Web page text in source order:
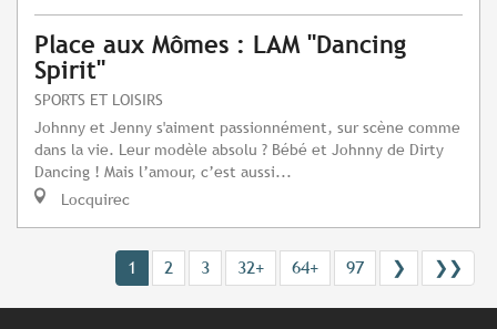
Place aux Mômes : LAM "Dancing
Spirit"
SPORTS ET LOISIRS
Johnny et Jenny s'aiment passionnément, sur scène comme
dans la vie. Leur modèle absolu ? Bébé et Johnny de Dirty
Dancing ! Mais l’amour, c’est aussi...
Locquirec
1 2 3 32+ 64+ 97 ❯ ❯❯